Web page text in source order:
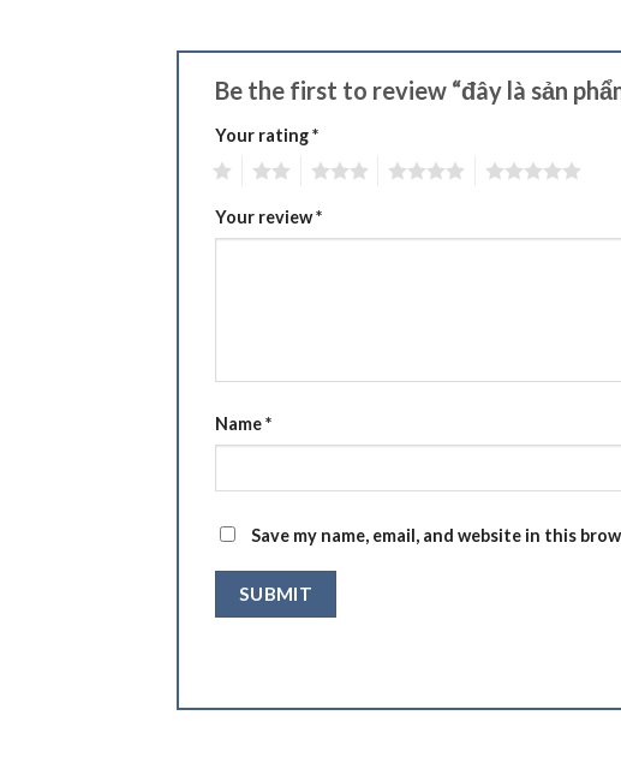
Be the first to review “đây là sản
Your rating*
Your review*
Name*
Save my name, email, and website in this